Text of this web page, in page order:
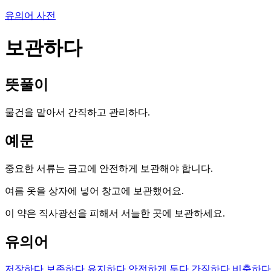
유의어 사전
보관하다
뜻풀이
물건을 맡아서 간직하고 관리하다.
예문
중요한 서류는 금고에 안전하게 보관해야 합니다.
여름 옷을 상자에 넣어 창고에 보관했어요.
이 약은 직사광선을 피해서 서늘한 곳에 보관하세요.
유의어